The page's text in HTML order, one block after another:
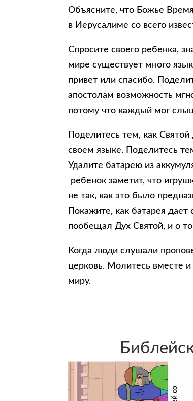
Объясните, что Божье
в Иерусалиме со всего
Спросите своего ребенка,
мире существует много
привет или спасибо.
апостолам возможность
потому что каждый мог
Поделитесь тем, как
своем языке. Поделитесь
Удалите батарею из
ребенок заметит, что
не так, как это было
Покажите, как батарея
пообещал Дух Святой, и о
Когда люди слушали
церковь. Молитесь вместе
миру.